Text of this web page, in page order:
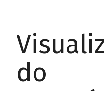
do